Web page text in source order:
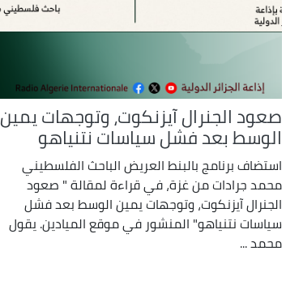
صعود الجنرال آيزنكوت، وتوجهات يمين
الوسط بعد فشل سياسات نتنياهو
استضاف برنامج بالبنط العريض الباحث الفلسطيني
محمد جرادات من غزة، في قراءة لمقالة " صعود
الجنرال آيزنكوت، وتوجهات يمين الوسط بعد فشل
سياسات نتنياهو" المنشور في موقع الميادين. يقول
محمد ...